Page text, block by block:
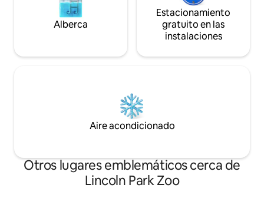
apartamento y ofrecemos pegatinas de
aparcamiento residencial gratuitas en el
escritorio del apartamento. También
ofrecemos un espacio de garaje limpio
(con conexión EV gratuita, en caso de
Alberca
Estacionamiento
gratuito en las
instalaciones
Aire acondicionado
Otros lugares emblemáticos cerca de
Lincoln Park Zoo